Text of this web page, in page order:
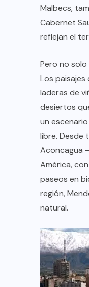
Malbecs,
Cabernet
reflejan el
Pero no
Los paisajes
laderas de
desiertos
un
libre. Desde
Aconcagua
América,
paseos en
región,
natural.